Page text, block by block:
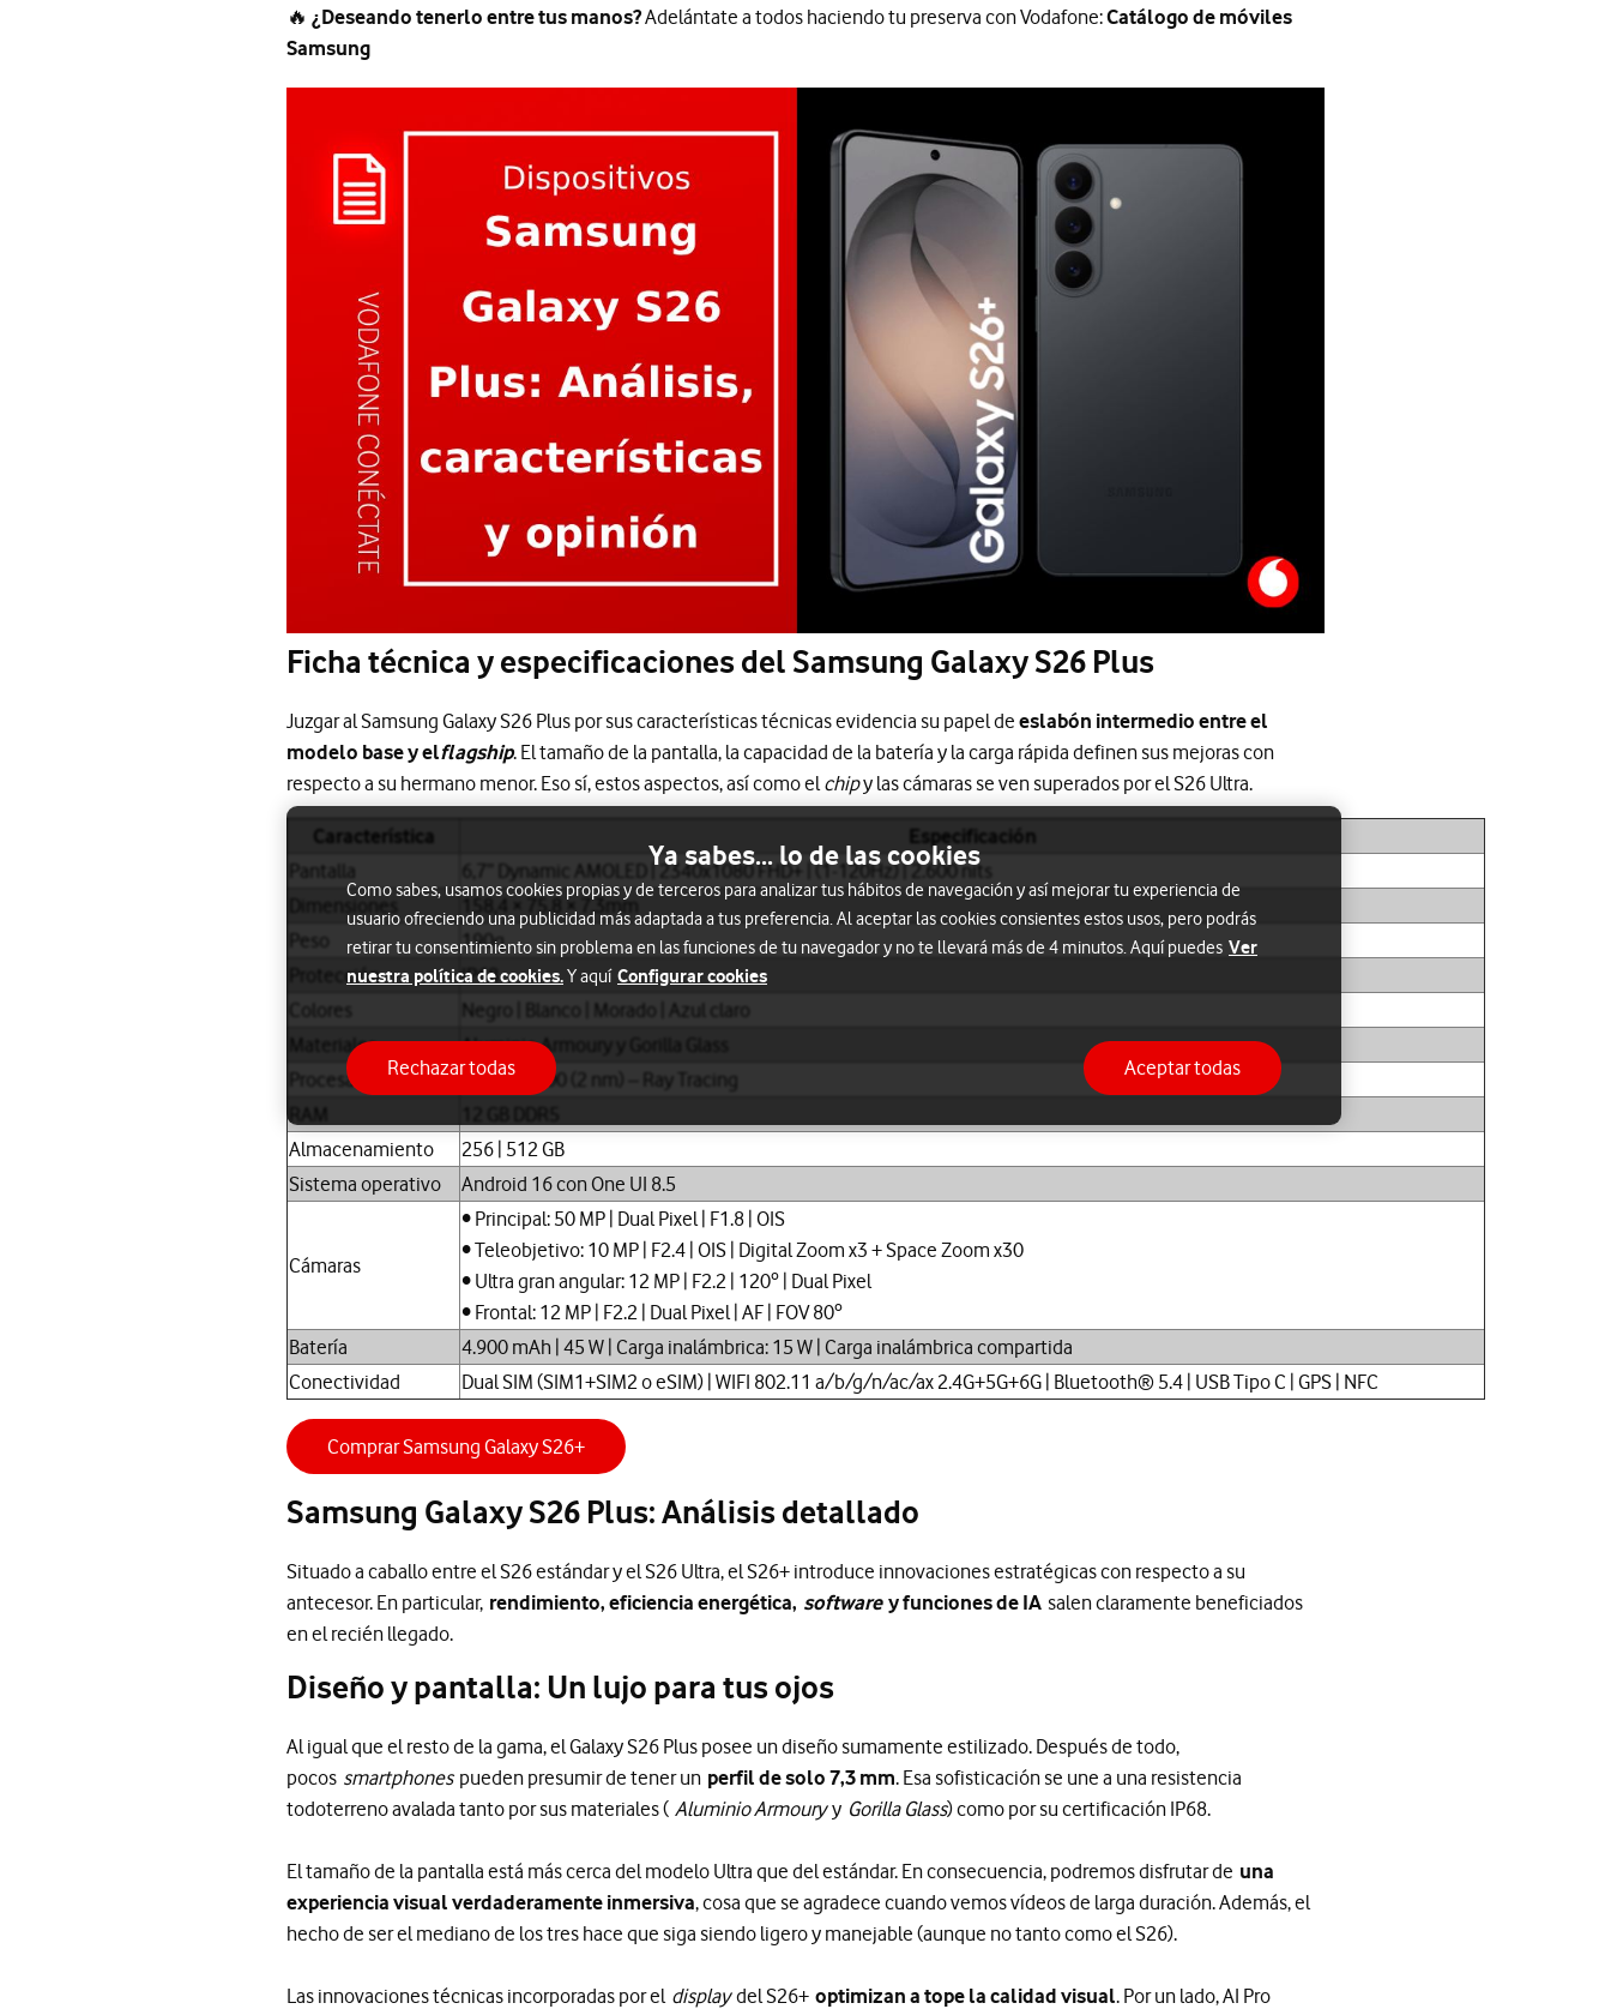
🔥 ¿Deseando tenerlo entre tus manos?Adelántate a todos haciendo tu preserva con Vodafone:Catálogo de móviles
Samsung
Ficha técnica y especificaciones del Samsung Galaxy S26 Plus
Juzgar al Samsung Galaxy S26 Plus por sus características técnicas evidencia su papel de eslabón intermedio entre el
modelo base y elflagship. El tamaño de la pantalla, la capacidad de la batería y la carga rápida definen sus mejoras con
respecto a su hermano menor. Eso sí, estos aspectos, así como el chipy las cámaras se ven superados por el S26 Ultra.
Característica
Especificación
Pantalla
6,7’’ Dynamic AMOLED | 2340x1080 FHD+ | (1-120Hz) | 2.600 nits
158,4 × 75,8 × 7,3mm
Peso
190g
Protección
IP68
Colores
Negro | Blanco | Morado | Azul claro
Materiales
Aluminio Armoury y Gorilla Glass
Procesador
Exynos 2600 (2 nm) – Ray Tracing
Almacenamiento
256 | 512 GB
Sistema operativo
Android 16 con One UI 8.5
Cámaras
• Principal: 50 MP | Dual Pixel | F1.8 | OIS
• Teleobjetivo: 10 MP | F2.4 | OIS | Digital Zoom x3 + Space Zoom x30
• Ultra gran angular: 12 MP | F2.2 | 120º | Dual Pixel
• Frontal: 12 MP | F2.2 | Dual Pixel | AF | FOV 80º
Batería
4.900 mAh | 45 W | Carga inalámbrica: 15 W | Carga inalámbrica compartida
Conectividad
Dual SIM (SIM1+SIM2 o eSIM) | WIFI 802.11 a/b/g/n/ac/ax 2.4G+5G+6G | Bluetooth® 5.4 | USB Tipo C | GPS | NFC
Comprar Samsung Galaxy S26+
Samsung Galaxy S26 Plus: Análisis detallado
Situado a caballo entre el S26 estándar y el S26 Ultra, el S26+ introduce innovaciones estratégicas con respecto a su
antecesor. En particular, rendimiento, eficiencia energética, software y funciones de IA salen claramente beneficiados
en el recién llegado.
Diseño y pantalla: Un lujo para tus ojos
Al igual que el resto de la gama, el Galaxy S26 Plus posee un diseño sumamente estilizado. Después de todo,
pocos smartphonespueden presumir de tener un perfil de solo 7,3 mm. Esa sofisticación se une a una resistencia
todoterreno avalada tanto por sus materiales ( Aluminio Armouryy Gorilla Glass) como por su certificación IP68.
El tamaño de la pantalla está más cerca del modelo Ultra que del estándar. En consecuencia, podremos disfrutar de una
experiencia visual verdaderamente inmersiva, cosa que se agradece cuando vemos vídeos de larga duración. Además, el
hecho de ser el mediano de los tres hace que siga siendo ligero y manejable (aunque no tanto como el S26).
Las innovaciones técnicas incorporadas por el displaydel S26+ optimizan a tope la calidad visual. Por un lado, AI Pro
Ya sabes... lo de las cookies
Como sabes, usamos cookies propias y de terceros para analizar tus hábitos de navegación y así mejorar tu experiencia de
usuario ofreciendo una publicidad más adaptada a tus preferencia. Al aceptar las cookies consientes estos usos, pero podrás
retirar tu consentimiento sin problema en las funciones de tu navegador y no te llevará más de 4 minutos. Aquí puedes Ver
nuestra política de cookies.Y aquí Configurar cookies
Rechazar todas Aceptar todas